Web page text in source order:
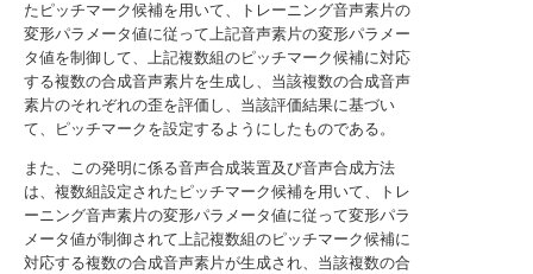
たピッチマーク候補を用いて、トレーニング音声素片の
変形パラメータ値に従って上記音声素片の変形パラメー
タ値を制御して、上記複数組のピッチマーク候補に対応
する複数の合成音声素片を生成し、当該複数の合成音声
素片のそれぞれの歪を評価し、当該評価結果に基づい
て、ピッチマークを設定するようにしたものである。
また、この発明に係る音声合成装置及び音声合成方法
は、複数組設定されたピッチマーク候補を用いて、トレ
ーニング音声素片の変形パラメータ値に従って変形パラ
メータ値が制御されて上記複数組のピッチマーク候補に
対応する複数の合成音声素片が生成され、当該複数の合